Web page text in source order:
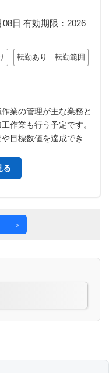
08日 有効期限： 2026
転勤あり 転勤範囲
業の管理が主な業務と
作業も行う予定です。
目標数値を達成できる
る